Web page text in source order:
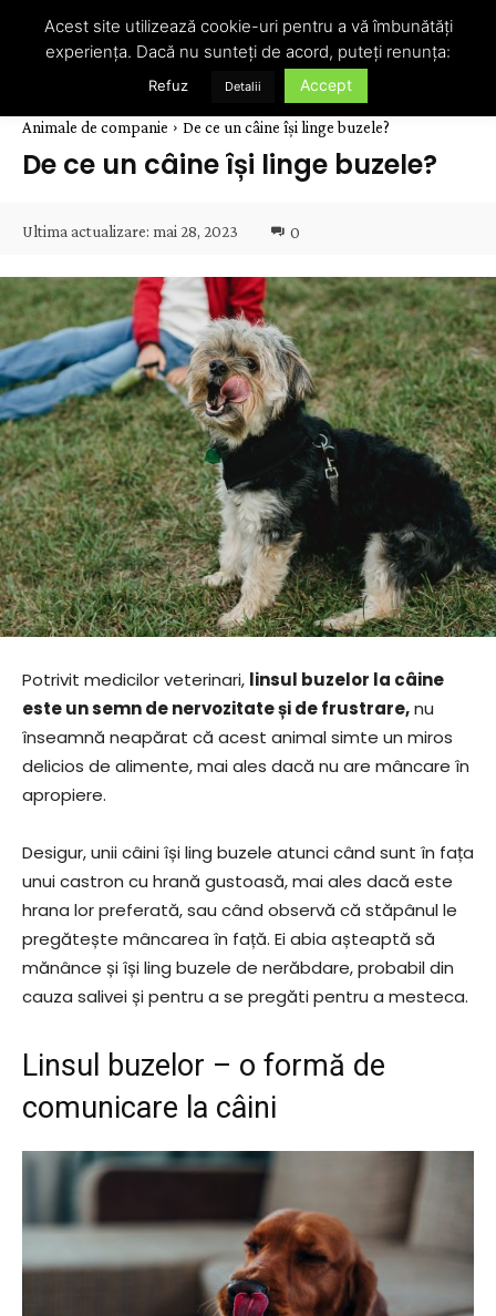
Animale de companie De ce un câine își linge buzele?
De ce un câine își linge buzele?
Ultima actualizare: mai 28, 2023 0
Potrivit medicilor veterinari, linsul buzelor la câine
este un semn de nervozitate și de frustrare,nu
înseamnă neapărat că acest animal simte un miros
delicios de alimente, mai ales dacă nu are mâncare în
apropiere.
Desigur, unii câini își ling buzele atunci când sunt în fața
unui castron cu hrană gustoasă, mai ales dacă este
hrana lor preferată, sau când observă că stăpânul le
pregătește mâncarea în față. Ei abia așteaptă să
mănânce și își ling buzele de nerăbdare, probabil din
cauza salivei și pentru a se pregăti pentru a mesteca.
Linsul buzelor – o formă de
comunicare la câini
Acest site utilizează cookie-uri pentru a vă îmbunătăți
experiența. Dacă nu sunteți de acord, puteți renunța:
Refuz Detalii Accept